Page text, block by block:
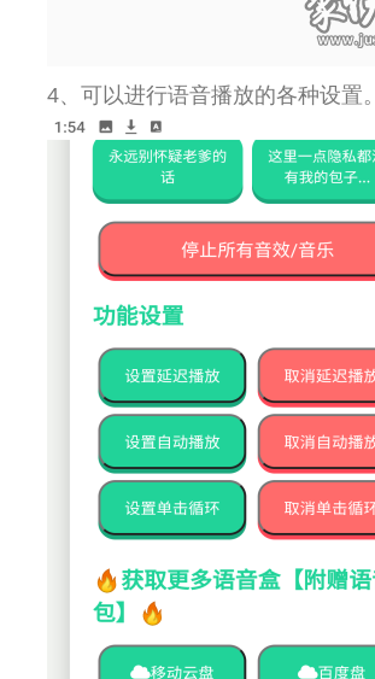
4、可以进行语音播放的各种设置。